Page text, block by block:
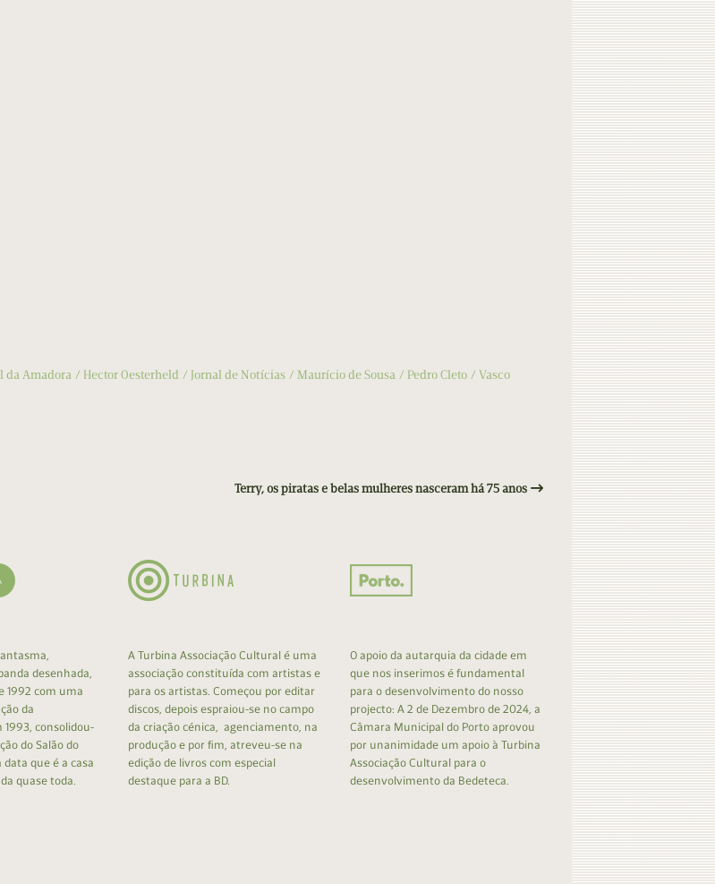
da Amadora Hector Oesterheld Jornal de Notícias Maurício de Sousa Pedro Cleto
Vasco
Terry, os piratas e belas mulheres nasceram há 75 anos
desenhada,
1992 com uma
da
1993, consolidou-
do Salão do
data que é a casa
quase toda.
A Turbina Associação Cultural é uma
associação constituída com artistas e
para os artistas. Começou por editar
discos, depois espraiou-se no campo
da criação cénica, agenciamento, na
produção e por fim, atreveu-se na
edição de livros com especial
destaque para a BD.
O apoio da autarquia da cidade em
que nos inserimos é fundamental
para o desenvolvimento do nosso
projecto: A 2 de Dezembro de 2024, a
Câmara Municipal do Porto aprovou
por unanimidade um apoio à Turbina
Associação Cultural para o
desenvolvimento da Bedeteca.